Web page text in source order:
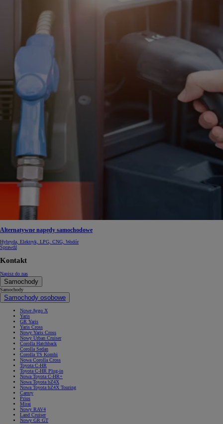
Alternatywne napędy samochodowe
Hybryda, Elektryk, LPG, CNG, Wodór
Sprawdź
Kontakt
Napisz do nas
Samochody
Samochody
Samochody osobowe
Nowe Aygo X
Yaris
GR Yaris
Yaris Cross
Nowy Yaris Cross
Nowy Urban Cruiser
Corolla Hatchback
Corolla Sedan
Corolla TS Kombi
Nowa Corolla Cross
Toyota C-HR
Toyota C-HR Plug-in
Nowa Toyota C-HR+
Nowa Toyota bZ4X
Nowa Toyota bZ4X Touring
Camry
Prius
Mirai
Nowy RAV4
Land Cruiser
Nowy GR GT